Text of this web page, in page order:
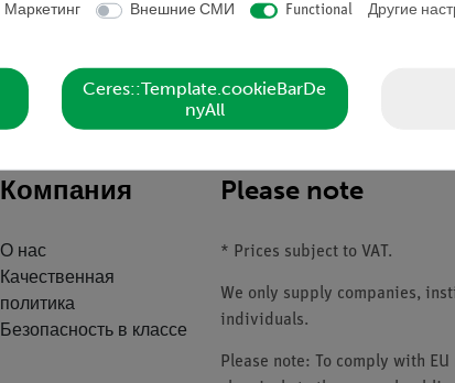
Компания
О нас
Качественная
политика
Безопасность в классе
Please note
* Prices subject to VAT.
We only supply companies,
individuals.
Please note: To comply with
Маркетинг Внешние СМИ Functional Другие
Ceres::Template.cookieBarDe
nyAll